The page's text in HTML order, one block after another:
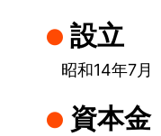
設立
昭和14年7月
資本金